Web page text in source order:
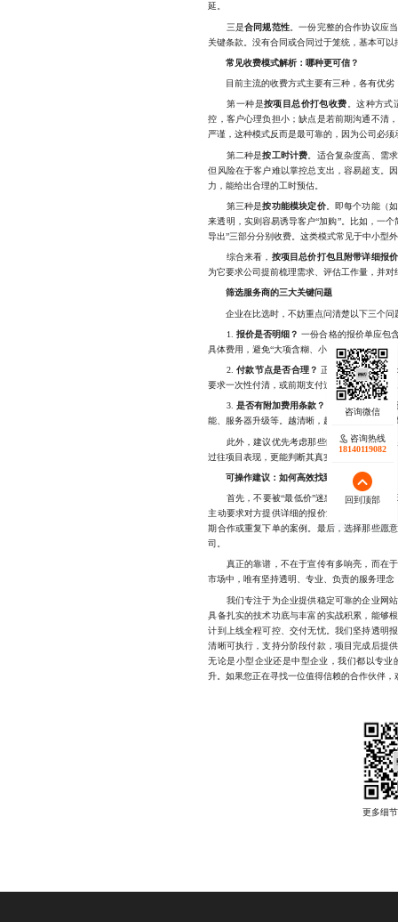
延。
三是合同规范性 。一份完整的合作协议应
关键条款。没有合同或合同过于笼统，基本可以
常见收费模式解析：哪种更可信？
目前主流的收费方式主要有三种，各有优劣
第一种是按项目总价打包收费。这种方式
控，客户心理负担小；缺点是若前期沟通不清
严谨，这种模式反而是最可靠的，因为公司必
第二种是按工时计费 。适合复杂度高、需
但风险在于客户难以掌控总支出，容易超支。
力，能给出合理的工时预估。
第三种是按功能模块定价。即每个功能（
来透明，实则容易诱导客户“加购”。比如，一
导出”三部分分别收费。这类模式常见于中小型
综合来看， 按项目总价打包且附带详细报
为它要求公司提前梳理需求、评估工作量，并
筛选服务商的三大关键问题
企业在比选时，不妨重点问清楚以下三个问
1. 报价是否明细？ 一份合格的报价单应包
具体费用，避免“大项含糊、小项藏雷”。
2.付款节点是否合理？ 正常的付款节奏是
要求一次性付清，或前期支付过高，需提高警惕
3. 是否有附加费用条款？
明确列出哪些情
能、服务器升级等。越清晰，越说明公司做事有
此外，建议优先考虑那些能提供真实案例展
过往项目表现，更能判断其真实水平。
可操作建议：如何高效找到靠谱合作伙伴？
首先，不要被“最低价”迷惑。把预算放在合
主动要求对方提供详细的报价清单和合同草案
期合作或重复下单的案例。最后，选择那些愿
司。
真正的靠谱，不在于宣传有多响亮，而在于
市场中，唯有坚持透明、专业、负责的服务理
我们专注于为企业提供稳定可靠的企业网站
具备扎实的技术功底与丰富的实战积累，能够
计到上线全程可控、交付无忧。我们坚持透明
清晰可执行，支持分阶段付款，项目完成后提
无论是小型企业还是中型企业，我们都以专
升。如果您正在寻找一位值得信赖的合作伙伴，
咨询热线
18140119082
回到顶部